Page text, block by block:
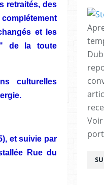
retraités, des
et les
de la toute
culturelles
et suivie par
Rue du